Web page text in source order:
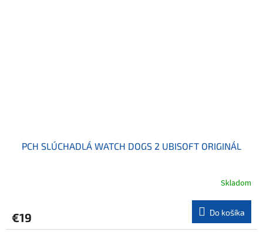
PCH SLÚCHADLÁ WATCH DOGS 2 UBISOFT ORIGINÁL
Skladom
€19 Do košíka